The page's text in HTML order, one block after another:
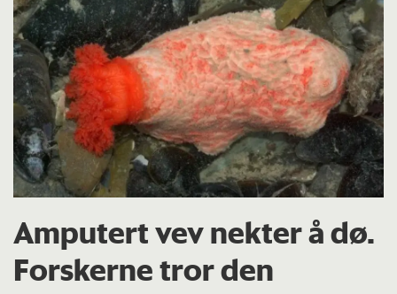
Amputert vev nekter å dø.
Forskerne tror den